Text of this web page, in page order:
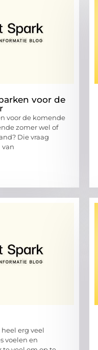
voor de
voor de komende
zomer wel of
Die vraag
van
erg veel
voelen en